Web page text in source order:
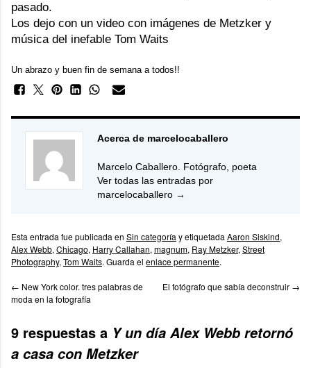
pasado.
Los dejo con un video con imágenes de Metzker y
música del inefable Tom Waits
Un abrazo y buen fin de semana a todos!!
Acerca de marcelocaballero
Marcelo Caballero. Fotógrafo, poeta
Ver todas las entradas por
marcelocaballero →
Esta entrada fue publicada en Sin categoría y etiquetada Aaron Siskind,
Alex Webb, Chicago, Harry Callahan, magnum, Ray Metzker, Street
Photography, Tom Waits. Guarda el enlace permanente.
← New York color. tres palabras de
moda en la fotografía
El fotógrafo que sabía deconstruir →
9 respuestas a Y un día Alex Webb retornó
a casa con Metzker